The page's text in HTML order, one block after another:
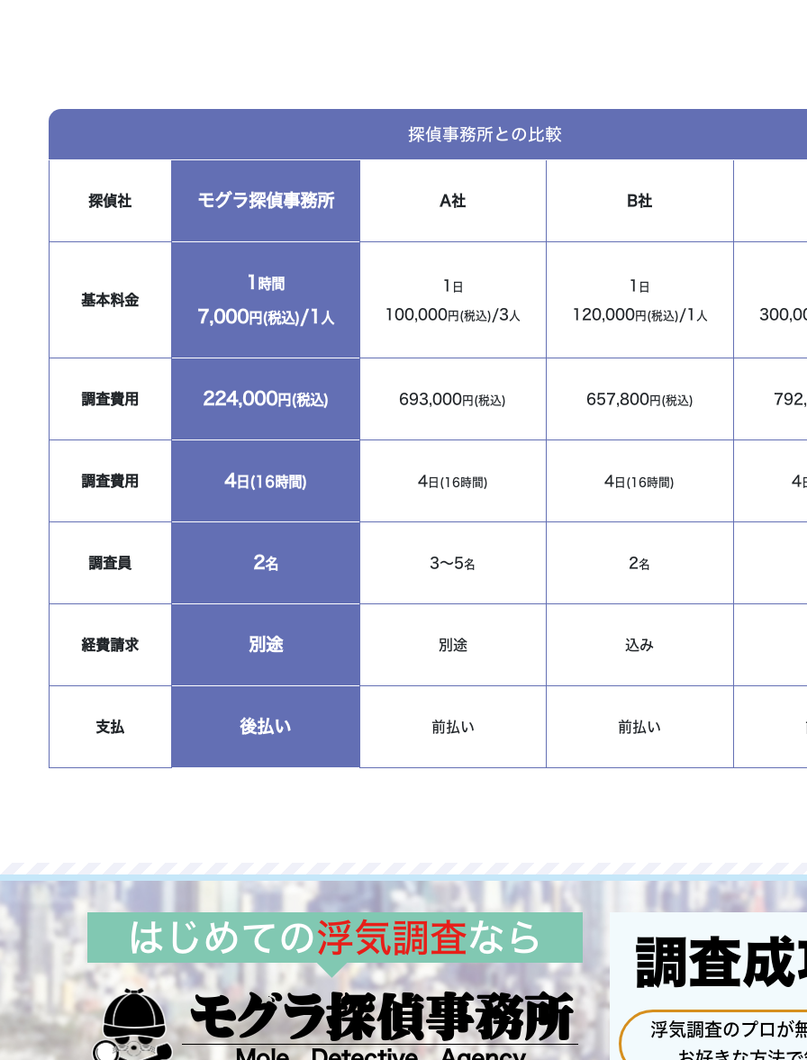
探偵事務所との比較
探偵社 モグラ探偵事務所 A社 B社
基本料金
1 時間
7,000円(税込)/1 人
1 日
100,000円(税込) /3 人
1 日
120,000円(税込) /1 人
調査費用 224,000円(税込) 693,000円(税込) 657,800円(税込)
調査費用 4日(16時間) 4日(16時間) 4 日(16時間) 4
調査員 2名 3～5名 2名
経費請求 別途 別途 込み
支払 後払い 前払い 前払い
はじめての浮気調査なら
モグラ探偵事務所
調査
浮気調査のプロが